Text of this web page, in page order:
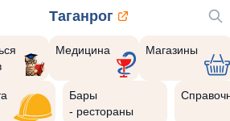
Таганрог
Медицина Магазины
Бары
- рестораны